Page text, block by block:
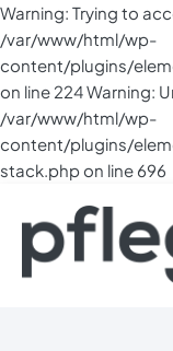
Warning: Trying to
/var/www/html/wp-
content/plugins/
on line 224 Warning:
/var/www/html/wp-
content/plugins/
stack.php on line 696